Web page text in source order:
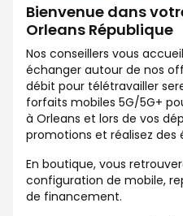
Bienvenue dans
Orleans République
Nos conseillers vous
échanger autour de nos
débit pour télétravailler
forfaits mobiles 5G/5G+
à Orleans et lors de vos
promotions et réalisez des
En boutique, vous
configuration de mobile,
de financement.